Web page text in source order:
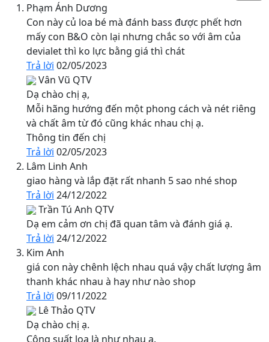
Phạm Ánh Dương
Con này củ loa bé mà đánh bass được phết hơn
mấy con B&O còn lại nhưng chắc so với âm của
devialet thì ko lực bằng giá thì chát
Trả lời 02/05/2023
Vân Vũ QTV
Dạ chào chị ạ,
Mỗi hãng hướng đến một phong cách và nét riêng
và chất âm từ đó cũng khác nhau chị ạ.
Thông tin đến chị
Trả lời 02/05/2023
Lâm Linh Anh
giao hàng và lắp đặt rất nhanh 5 sao nhé shop
Trả lời 24/12/2022
Trần Tú Anh QTV
Dạ em cảm ơn chị đã quan tâm và đánh giá ạ.
Trả lời 24/12/2022
Kim Anh
giá con này chênh lệch nhau quá vậy chất lượng âm
thanh khác nhau à hay như nào shop
Trả lời 09/11/2022
Lê Thảo QTV
Dạ chào chị ạ.
Công suất loa là như nhau ạ.